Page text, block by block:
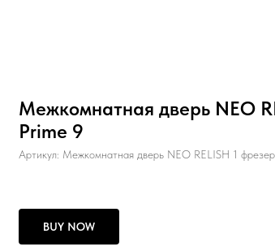
Межкомнатная дверь NEO
Prime 9
Артикул: Межкомнатная дверь NEO RELISH 1
BUY NOW